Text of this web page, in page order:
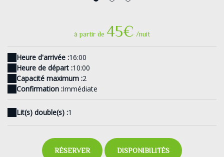
à partir de 45€ /nuit
Heure d'arrivée :16:00
Heure de départ :10:00
Capacité maximum :2
Confirmation :Immédiate
Lit(s) double(s) :1
RÉSERVER DISPONIBILITÉS